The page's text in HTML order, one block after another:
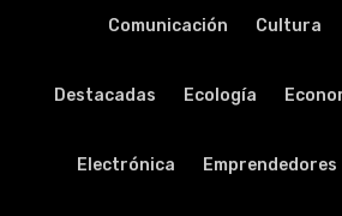
Comunicación Cultura
Destacadas Ecología
Electrónica Emprendedores